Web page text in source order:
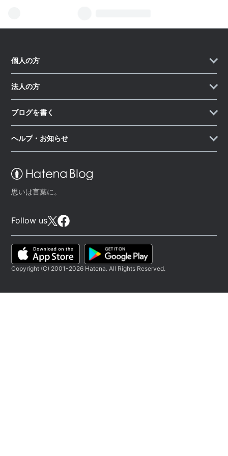
思いは言葉に。
Follow us
個人の方
法人の方
ブログを書く
ヘルプ・お知らせ
Copyright (C) 2001-2026 Hatena. All Rights Reserved.